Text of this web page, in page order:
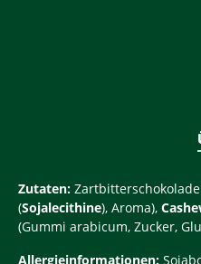
Zutaten: Zartbitterschokolade
(Sojalecithine), Aroma),
(Gummi arabicum, Zucker,
Allergieinformationen: